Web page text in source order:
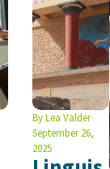
ByLea Valder
September 26,
2025